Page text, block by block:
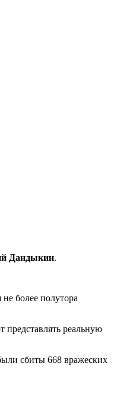
Дандыкин.
более полутора
реальную
сбиты 668 вражеских